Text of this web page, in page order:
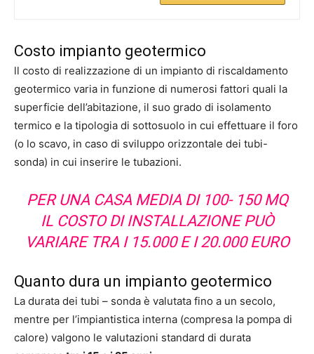
Costo impianto geotermico
ll costo di realizzazione di un impianto di riscaldamento
geotermico varia in funzione di numerosi fattori quali la
superficie dell’abitazione, il suo grado di isolamento
termico e la tipologia di sottosuolo in cui effettuare il foro
(o lo scavo, in caso di sviluppo orizzontale dei tubi-
sonda) in cui inserire le tubazioni.
PER UNA CASA MEDIA DI 100- 150 MQ
IL COSTO DI INSTALLAZIONE PUÒ
VARIARE TRA I 15.000 E I 20.000 EURO
Quanto dura un impianto geotermico
La durata dei tubi – sonda è valutata fino a un secolo,
mentre per l’impiantistica interna (compresa la pompa di
calore) valgono le valutazioni standard di durata